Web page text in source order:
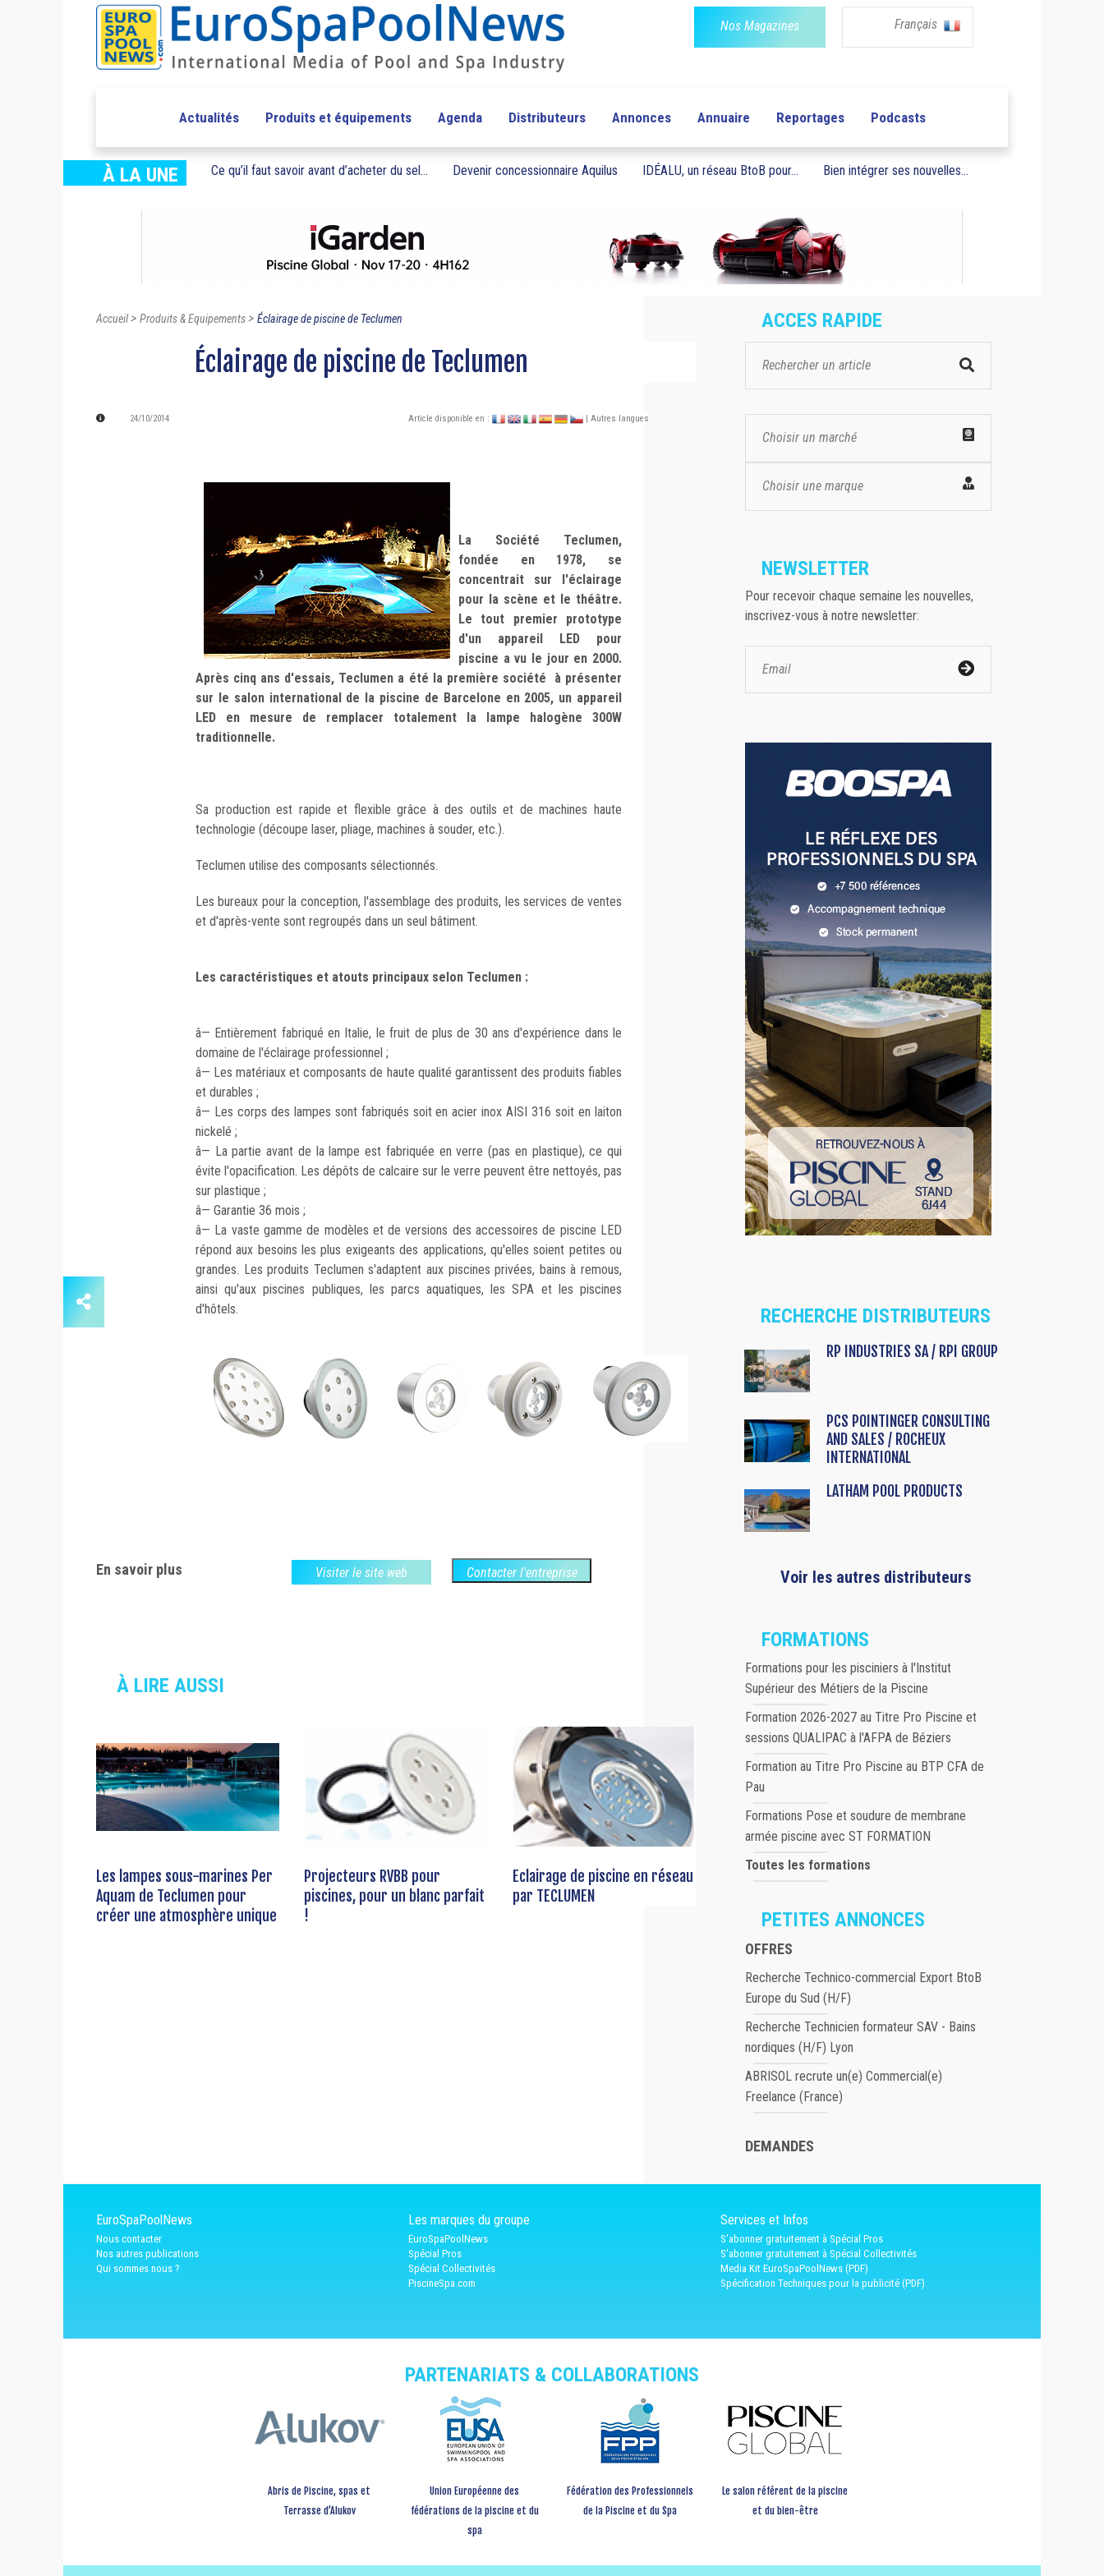
Nos Magazines Français
Actualités Produits et équipements Agenda Distributeurs Annonces Annuaire Reportages Podcasts
À LA UNE Ce qu’il faut savoir avant d’acheter du sel... Devenir concessionnaire Aquilus IDÉALU, un réseau BtoB pour... Bien intégrer ses nouvelles...
Accueil> Produits & Equipements> Éclairage de piscine de Teclumen
Éclairage de piscine de Teclumen
24/10/2014 Article disponible en : | Autres langues
La Société Teclumen,
fondée en 1978, se
concentrait sur l'éclairage
pour la scène et le théâtre.
Le tout premier prototype
d'un appareil LED pour
piscine a vu le jour en 2000.
Après cinq ans d'essais, Teclumen a été la première société à présenter
sur le salon international de la piscine de Barcelone en 2005, un appareil
LED en mesure de remplacer totalement la lampe halogène 300W
traditionnelle.
Sa production est rapide et flexible grâce à des outils et de machines haute
technologie (découpe laser, pliage, machines à souder, etc.).
Teclumen utilise des composants sélectionnés.
Les bureaux pour la conception, l'assemblage des produits, les services de ventes
et d'après-vente sont regroupés dans un seul bâtiment.
Les caractéristiques et atouts principaux selon Teclumen :
â— Entièrement fabriqué en Italie, le fruit de plus de 30 ans d'expérience dans le
domaine de l'éclairage professionnel ;
â— Les matériaux et composants de haute qualité garantissent des produits fiables
et durables ;
â— Les corps des lampes sont fabriqués soit en acier inox AISI 316 soit en laiton
nickelé ;
â— La partie avant de la lampe est fabriquée en verre (pas en plastique), ce qui
évite l'opacification. Les dépôts de calcaire sur le verre peuvent être nettoyés, pas
sur plastique ;
â— Garantie 36 mois ;
â— La vaste gamme de modèles et de versions des accessoires de piscine LED
répond aux besoins les plus exigeants des applications, qu'elles soient petites ou
grandes. Les produits Teclumen s'adaptent aux piscines privées, bains à remous,
ainsi qu'aux piscines publiques, les parcs aquatiques, les SPA et les piscines
d'hôtels.
En savoir plus Visiter le site web Contacter l'entreprise
À LIRE AUSSI
Les lampes sous-marines Per
Aquam de Teclumen pour
créer une atmosphère unique
Projecteurs RVBB pour
piscines, pour un blanc parfait
!
Eclairage de piscine en réseau
par TECLUMEN
ACCES RAPIDE
Choisir un marché
Choisir une marque
NEWSLETTER
Pour recevoir chaque semaine les nouvelles,
inscrivez-vous à notre newsletter:
RECHERCHE DISTRIBUTEURS
RP INDUSTRIES SA / RPI GROUP
PCS POINTINGER CONSULTING
AND SALES / ROCHEUX
INTERNATIONAL
LATHAM POOL PRODUCTS
Voir les autres distributeurs
FORMATIONS
Formations pour les pisciniers à l'Institut
Supérieur des Métiers de la Piscine
Formation 2026-2027 au Titre Pro Piscine et
sessions QUALIPAC à l'AFPA de Béziers
Formation au Titre Pro Piscine au BTP CFA de
Pau
Formations Pose et soudure de membrane
armée piscine avec ST FORMATION
Toutes les formations
PETITES ANNONCES
OFFRES
Recherche Technico-commercial Export BtoB
Europe du Sud (H/F)
Recherche Technicien formateur SAV - Bains
nordiques (H/F) Lyon
ABRISOL recrute un(e) Commercial(e)
Freelance (France)
DEMANDES
EuroSpaPoolNews
Nous contacter
Nos autres publications
Qui sommes nous ?
Les marques du groupe
EuroSpaPoolNews
Spécial Pros
Spécial Collectivités
PiscineSpa.com
Services et Infos
S'abonner gratuitement à Spécial Pros
S'abonner gratuitement à Spécial Collectivités
Media Kit EuroSpaPoolNews (PDF)
Spécification Techniques pour la publicité (PDF)
PARTENARIATS & COLLABORATIONS
Abris de Piscine, spas et
Terrasse d’Alukov
Union Européenne des
fédérations de la piscine et du
spa
Fédération des Professionnels
de la Piscine et du Spa
Le salon référent de la piscine
et du bien-être